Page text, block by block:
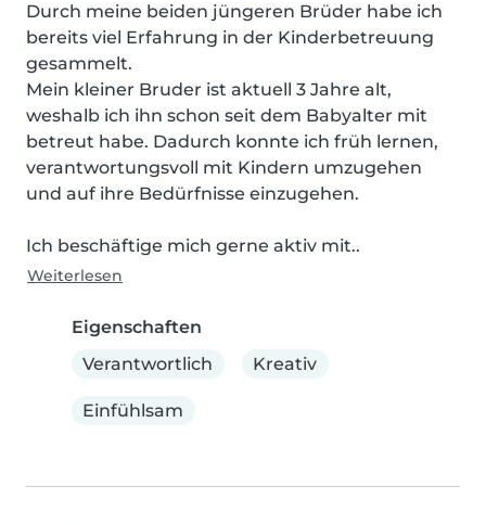
Durch meine beiden jüngeren Brüder habe ich
bereits viel Erfahrung in der Kinderbetreuung
gesammelt.
Mein kleiner Bruder ist aktuell 3 Jahre alt,
weshalb ich ihn schon seit dem Babyalter mit
betreut habe. Dadurch konnte ich früh lernen,
verantwortungsvoll mit Kindern umzugehen
und auf ihre Bedürfnisse einzugehen.
Ich beschäftige mich gerne aktiv mit..
Weiterlesen
Eigenschaften
Verantwortlich
Kreativ
Einfühlsam